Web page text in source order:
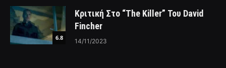
6.8
Κριτική Στο “The Killer” Του David
Fincher
14/11/2023